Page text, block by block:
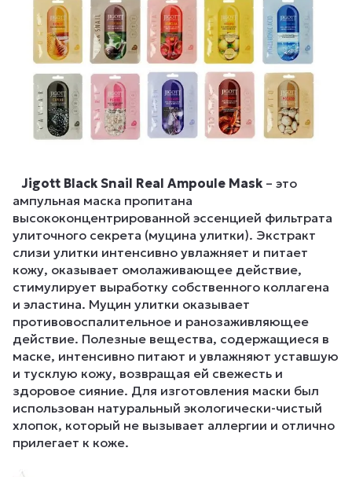
Jigott Black Snail Real Ampoule Mask – это
ампульная маска пропитана
высококонцентрированной эссенцией фильтрата
улиточного секрета (муцина улитки). Экстракт
слизи улитки интенсивно увлажняет и питает
кожу, оказывает омолаживающее действие,
стимулирует выработку собственного коллагена
и эластина. Муцин улитки оказывает
противовоспалительное и ранозаживляющее
действие. Полезные вещества, содержащиеся в
маске, интенсивно питают и увлажняют уставшую
и тусклую кожу, возвращая ей свежесть и
здоровое сияние. Для изготовления маски был
использован натуральный экологически-чистый
хлопок, который не вызывает аллергии и отлично
прилегает к коже.